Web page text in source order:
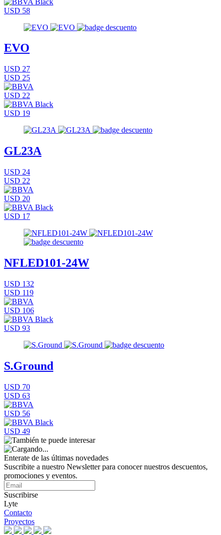
USD 58
EVO
USD 27
USD 25
USD 22
USD 19
GL23A
USD 24
USD 22
USD 20
USD 17
NFLED101-24W
USD 132
USD 119
USD 106
USD 93
S.Ground
USD 70
USD 63
USD 56
USD 49
Enterate de las últimas novedades
Suscribite a nuestro Newsletter para conocer nuestros descuentos,
promociones y eventos.
Suscribirse
Lyte
Contacto
Proyectos